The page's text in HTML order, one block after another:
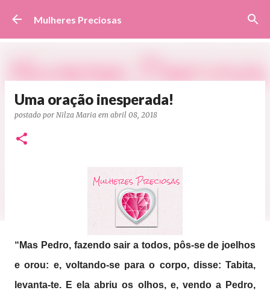
Pular para o conteúdo principal
Mulheres Preciosas
Uma oração inesperada!
postado por Nilza Maria em abril 08, 2018
“Mas Pedro, fazendo sair a todos, pôs-se de joelhos
e orou: e, voltando-se para o corpo, disse: Tabita,
levanta-te. E ela abriu os olhos, e, vendo a Pedro,